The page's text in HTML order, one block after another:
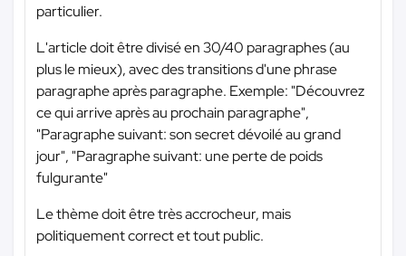
particulier.
L'article doit être divisé en 30/40 paragraphes (au
plus le mieux), avec des transitions d'une phrase
paragraphe après paragraphe. Exemple: "Découvrez
ce qui arrive après au prochain paragraphe",
"Paragraphe suivant: son secret dévoilé au grand
jour", "Paragraphe suivant: une perte de poids
fulgurante"
Le thème doit être très accrocheur, mais
politiquement correct et tout public.